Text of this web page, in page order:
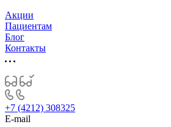
Акции
Пациентам
Блог
Контакты
+7 (4212) 308325
E-mail